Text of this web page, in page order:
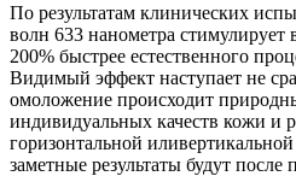
По результатам клинических
волн 633 нанометра стимулирует
200% быстрее естественного
Видимый эффект наступает не
омоложение происходит
индивидуальных качеств кожи и
горизонтальной
заметные результаты будут после